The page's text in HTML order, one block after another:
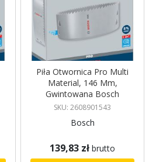
Piła Otwornica Pro Multi
Material, 146 Mm,
Gwintowana Bosch
SKU: 2608901543
Bosch
139,83 zł brutto